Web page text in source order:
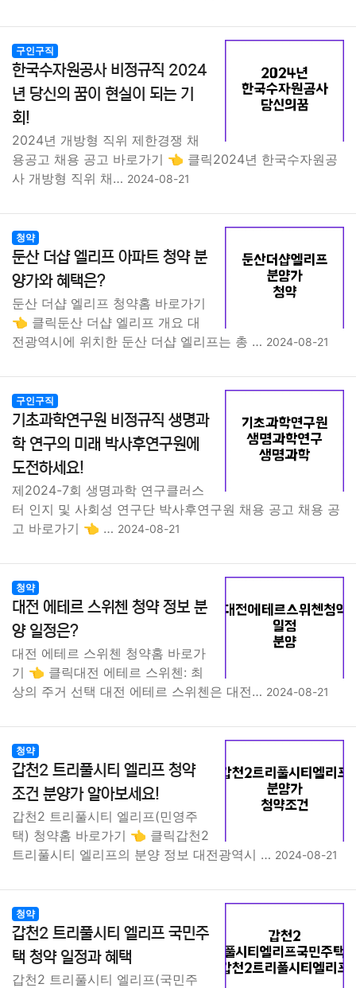
구인구직
한국수자원공사 비정규직 2024
년 당신의 꿈이 현실이 되는 기
회!
2024년 개방형 직위 제한경쟁 채
용공고 채용 공고 바로가기 👈 클릭2024년 한국수자원공
사 개방형 직위 채… 2024-08-21
청약
둔산 더샵 엘리프 아파트 청약 분
양가와 혜택은?
둔산 더샵 엘리프 청약홈 바로가기
👈 클릭둔산 더샵 엘리프 개요 대
전광역시에 위치한 둔산 더샵 엘리프는 총 … 2024-08-21
구인구직
기초과학연구원 비정규직 생명과
학 연구의 미래 박사후연구원에
도전하세요!
제2024-7회 생명과학 연구클러스
터 인지 및 사회성 연구단 박사후연구원 채용 공고 채용 공
고 바로가기 👈 … 2024-08-21
청약
대전 에테르 스위첸 청약 정보 분
양 일정은?
대전 에테르 스위첸 청약홈 바로가
기 👈 클릭대전 에테르 스위첸: 최
상의 주거 선택 대전 에테르 스위첸은 대전… 2024-08-21
청약
갑천2 트리풀시티 엘리프 청약
조건 분양가 알아보세요!
갑천2 트리풀시티 엘리프(민영주
택) 청약홈 바로가기 👈 클릭갑천2
트리풀시티 엘리프의 분양 정보 대전광역시 … 2024-08-21
청약
갑천2 트리풀시티 엘리프 국민주
택 청약 일정과 혜택
갑천2 트리풀시티 엘리프(국민주